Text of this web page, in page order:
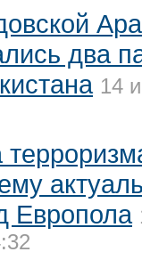
два
14
Европола